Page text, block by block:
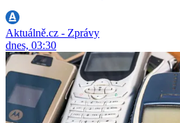
Aktuálně.cz - Zprávy
dnes, 03:30